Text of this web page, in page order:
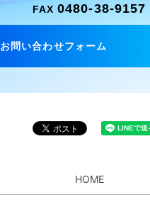
FAX0480-38-9157
お問い合わせフォーム
HOME